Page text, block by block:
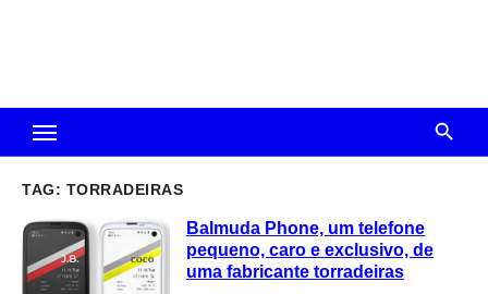
TAG: TORRADEIRAS
Balmuda Phone, um telefone
pequeno, caro e exclusivo, de
uma fabricante torradeiras